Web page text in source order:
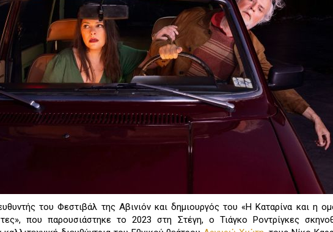
του Φεστιβάλ της Αβινιόν και δημιουργός του «Η Καταρίνα και η
που παρουσιάστηκε το 2023 στη Στέγη, ο Τιάγκο Ροντρίγκες